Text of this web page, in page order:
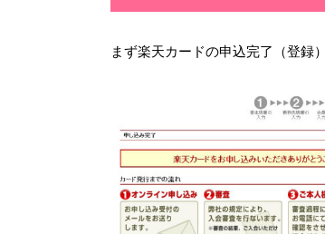
まず楽天カードの申込完了（登録